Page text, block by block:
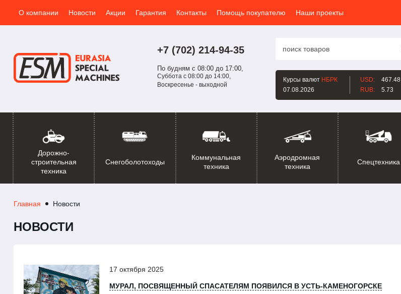
О компании Новости Акции Гарантия Контакты Помощь покупателю Наши проекты
+7 (702) 214-94-35
По будням с 08:00 до 17:00,
Суббота с 08:00 до 14:00,
Воскресенье - выходной
Курсы валют НБРК
07.08.2026
USD:
467.48
RUB:
5.73
Дорожно-
строительная
техника
Снегоболотоходы
Коммунальная
техника
Аэродромная
техника
Спецтехника
Главная Новости
НОВОСТИ
17 октября 2025
МУРАЛ, ПОСВЯЩЕННЫЙ СПАСАТЕЛЯМ ПОЯВИЛСЯ В УСТЬ-КАМЕНОГОРСКЕ